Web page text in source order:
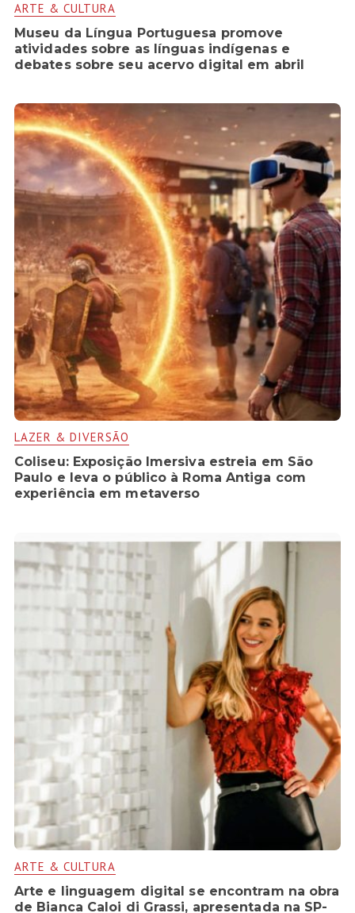
ARTE & CULTURA
Museu da Língua Portuguesa promove
atividades sobre as línguas indígenas e
debates sobre seu acervo digital em abril
LAZER & DIVERSÃO
Coliseu: Exposição Imersiva estreia em São
Paulo e leva o público à Roma Antiga com
experiência em metaverso
ARTE & CULTURA
Arte e linguagem digital se encontram na obra
de Bianca Caloi di Grassi, apresentada na SP-